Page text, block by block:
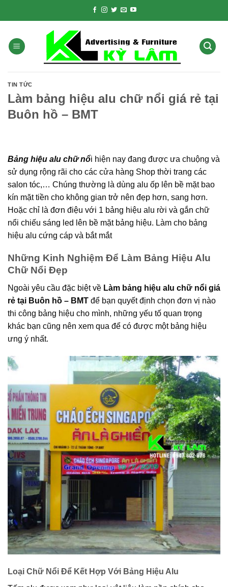
TIN TỨC
Làm bảng hiệu alu chữ nổi giá rẻ tại
Buôn hồ – BMT
Bảng hiệu alu chữ nổi hiện nay đang được ưa chuộng và
sử dụng rộng rãi cho các cửa hàng Shop thời trang các
salon tóc,… Chúng thường là dùng alu ốp lên bề mặt bao
kín mặt tiền cho không gian trở nên đẹp hơn, sang hơn.
Hoặc chỉ là đơn điệu với 1 bảng hiệu alu rời và gắn chữ
nổi chiếu sáng led lên bề mặt bảng hiệu. Làm cho bảng
hiệu alu cứng cáp và bắt mắt
Những Kinh Nghiệm Để Làm Bảng Hiệu Alu
Chữ Nổi Đẹp
Ngoài yêu cầu đặc biệt về Làm bảng hiệu alu chữ nổi giá
rẻ tại Buôn hồ – BMT để bạn quyết định chọn đơn vị nào
thi công bảng hiệu cho mình, những yếu tố quan trọng
khác bạn cũng nên xem qua để có được một bảng hiệu
ưng ý nhất.
Loại Chữ Nổi Để Kết Hợp Với Bảng Hiệu Alu